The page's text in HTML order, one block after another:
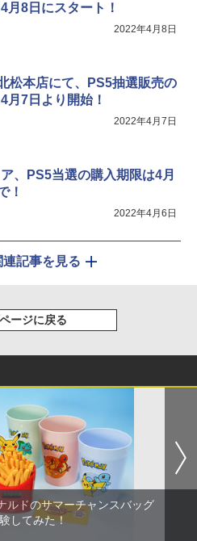
月8日にスタート！
2022年4月8日
松本店にて、PS5抽選販売の
月7日より開始！
2022年4月7日
、PS5当選の購入期限は4月
！
2022年4月6日
連記事を見る
ージに戻る
ルドのサマーチャンスバッグ
してみた！